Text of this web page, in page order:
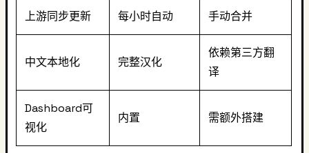
上游同步更新 每小时自动 手动合并
中文本地化 完整汉化
依赖第三方翻
译
Dashboard可
视化
内置 需额外搭建